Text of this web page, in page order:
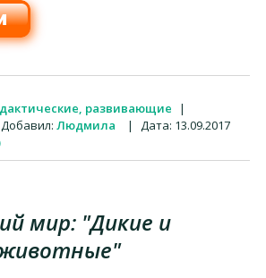
развивающие
|
Добавил: Людмила | Дата: 13.09.2017
мир: "Дикие и